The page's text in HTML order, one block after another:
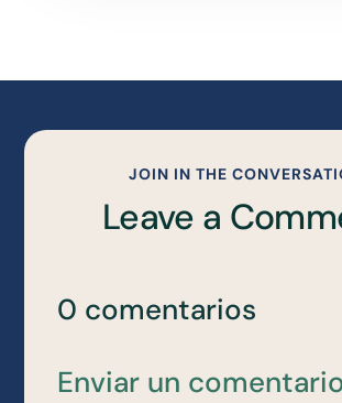
JOIN IN THE
Leave a
0 comentarios
Enviar un